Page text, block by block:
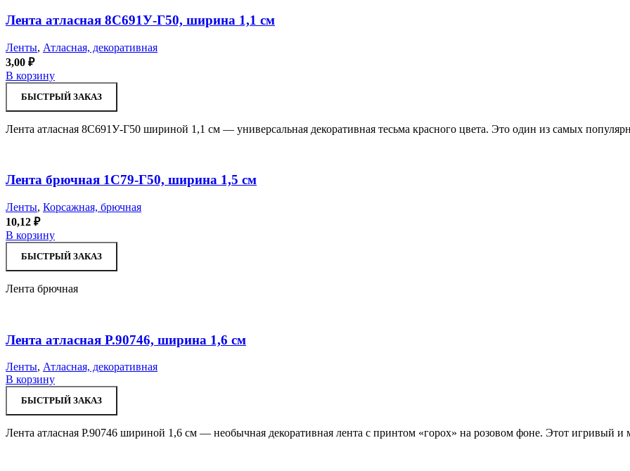
Лента атласная 8С691У-Г50, ширина 1,1 см
Ленты, Атласная, декоративная
3,00 ₽
В корзину
БЫСТРЫЙ ЗАКАЗ
Лента атласная 8С691У-Г50 шириной 1,1 см — универсальная декоративная тесьма красного цвета. Это один из самых
Лента брючная 1С79-Г50, ширина 1,5 см
Ленты, Корсажная, брючная
10,12 ₽
В корзину
БЫСТРЫЙ ЗАКАЗ
Лента брючная
Лента атласная Р.90746, ширина 1,6 см
Ленты, Атласная, декоративная
В корзину
БЫСТРЫЙ ЗАКАЗ
Лента атласная Р.90746 шириной 1,6 см — необычная декоративная лента с принтом «горох» на розовом фоне. Этот игривый и